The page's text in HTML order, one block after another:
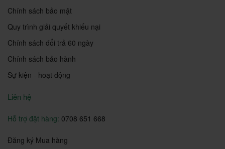
Chính sách bảo mật
Quy trình giải quyết khiếu nại
Chính sách đổi trả 60 ngày
Chính sách bảo hành
Sự kiện - hoạt động
Liên hệ
Hỗ trợ đặt hàng: 0708 651 668
Đăng ký Mua hàng